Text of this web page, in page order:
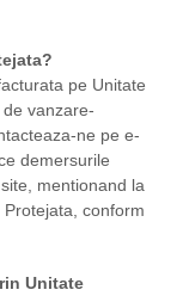
pe Unitate
vanzare-
ne pe e-
demersurile
mentionand la
conform
Unitate